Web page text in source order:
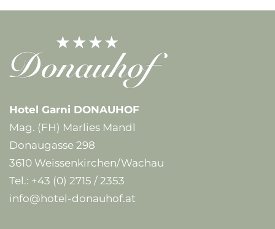
Hotel Garni DONAUHOF
Mag. (FH) Marlies Mandl
Donaugasse 298
3610 Weissenkirchen/Wachau
Tel.: +43 (0) 2715 / 2353
info@hotel-donauhof.at